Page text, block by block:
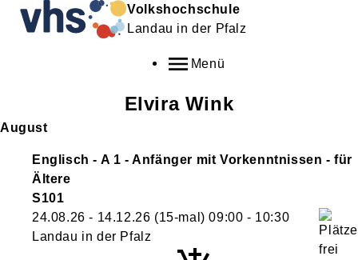
Volkshochschule
Landau in der Pfalz
Menü
Elvira Wink
August
Englisch - A 1 - Anfänger mit Vorkenntnissen - für
Ältere
S101
24.08.26 - 14.12.26 (15-mal)09:00 - 10:30
Landau in der Pfalz